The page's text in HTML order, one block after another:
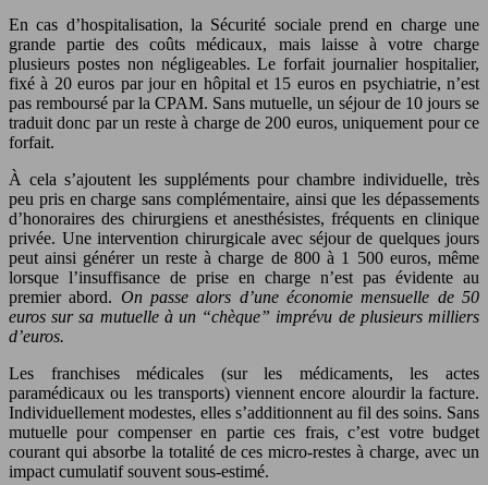
En cas d’hospitalisation, la Sécurité sociale prend en charge une
grande partie des coûts médicaux, mais laisse à votre charge
plusieurs postes non négligeables. Le forfait journalier hospitalier,
fixé à 20 euros par jour en hôpital et 15 euros en psychiatrie, n’est
pas remboursé par la CPAM. Sans mutuelle, un séjour de 10 jours se
traduit donc par un reste à charge de 200 euros, uniquement pour ce
forfait.
À cela s’ajoutent les suppléments pour chambre individuelle, très
peu pris en charge sans complémentaire, ainsi que les dépassements
d’honoraires des chirurgiens et anesthésistes, fréquents en clinique
privée. Une intervention chirurgicale avec séjour de quelques jours
peut ainsi générer un reste à charge de 800 à 1 500 euros, même
lorsque l’insuffisance de prise en charge n’est pas évidente au
premier abord. On passe alors d’une économie mensuelle de 50
euros sur sa mutuelle à un “chèque” imprévu de plusieurs milliers
d’euros.
Les franchises médicales (sur les médicaments, les actes
paramédicaux ou les transports) viennent encore alourdir la facture.
Individuellement modestes, elles s’additionnent au fil des soins. Sans
mutuelle pour compenser en partie ces frais, c’est votre budget
courant qui absorbe la totalité de ces micro-restes à charge, avec un
impact cumulatif souvent sous-estimé.